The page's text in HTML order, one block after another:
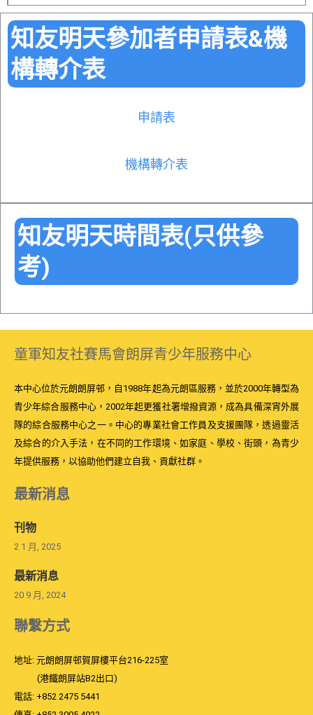
知友明天參加者申請表&機
構轉介表
申請表
機構轉介表
知友明天時間表(只供參
考)
童軍知友社賽馬會朗屏青少年服務中心
本中心位於元朗朗屏邨，自1988年起為元朗區服務，並於2000年轉型為
青少年綜合服務中心，2002年起更獲社署增撥資源，成為具備深宵外展
隊的綜合服務中心之一。中心的專業社會工作員及支援團隊，透過靈活
及綜合的介入手法，在不同的工作環境、如家庭、學校、街頭，為青少
年提供服務，以協助他們建立自我、貢獻社群。
最新消息
刊物
2 1 月, 2025
最新消息
20 9 月, 2024
聯繫方式
地址: 元朗朗屏邨賀屏樓平台216-225室
(港鐵朗屏站B2出口)
電話: +852 2475 5441